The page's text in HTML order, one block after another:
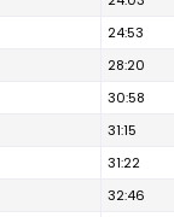
24:53
28:20
30:58
31:15
31:22
32:46